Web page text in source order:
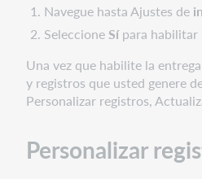
Entrega
de
Opciones
de
socios
catalogación
Navegue hasta Ajustes de
Seleccione Sípara habilitar
Una vez que habilite la
y registros que usted genere
Personalizar registros,
Personalizar